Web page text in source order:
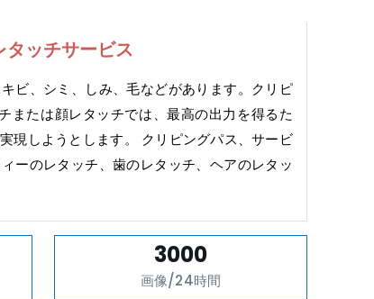
タッチサービス
ビ、シミ、しみ、毛などがあります。クリピ
または顔レタッチでは、最高の出力を得るた
現しようとします。 クリピングパス、サービ
ーのレタッチ、歯のレタッチ、ヘアのレタッ
3000
画像/24時間